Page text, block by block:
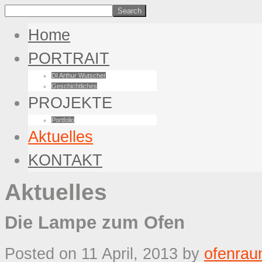
Home
PORTRAIT
DI Arthur Wutscher
Geschichtliches
PROJEKTE
Portfolio
Aktuelles
KONTAKT
Aktuelles
Die Lampe zum Ofen
Posted on 11 April, 2013 by